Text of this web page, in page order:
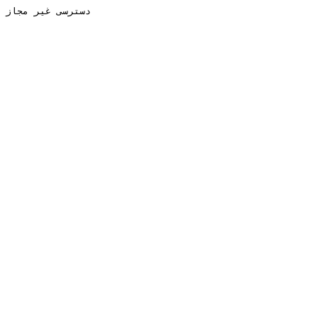
دسترسی غیر مجاز